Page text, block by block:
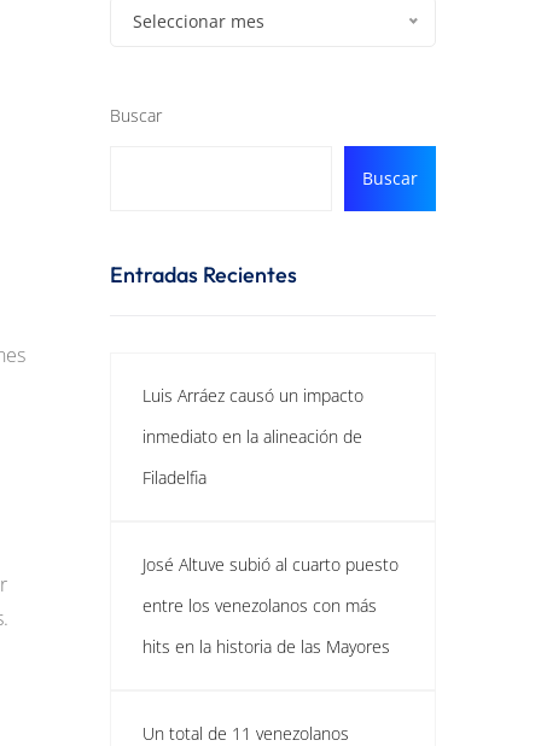
Seleccionar mes
Buscar
Buscar
Entradas Recientes
Luis Arráez causó un impacto
inmediato en la alineación de
Filadelfia
José Altuve subió al cuarto puesto
entre los venezolanos con más
hits en la historia de las Mayores
Un total de 11 venezolanos